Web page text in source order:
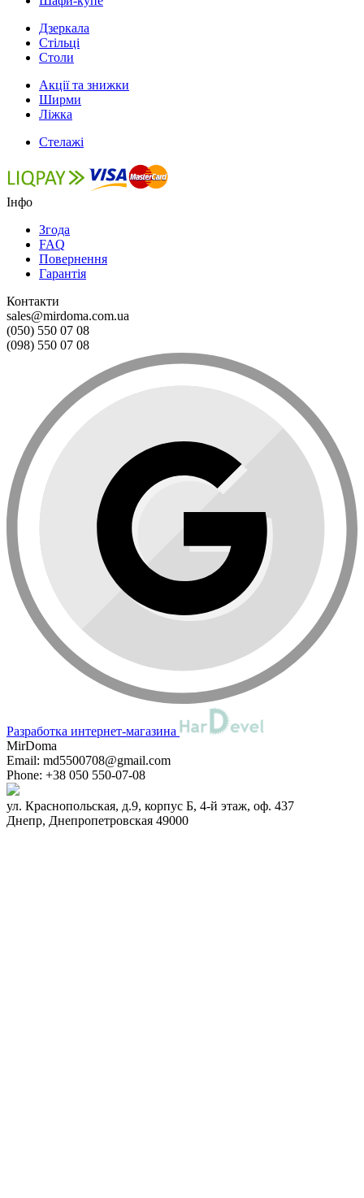
Дзеркала
Стільці
Столи
Акції та знижки
Ширми
Ліжка
Стелажі
Інфо
Згода
FAQ
Повернення
Гарантія
Контакти
sales@mirdoma.com.ua
(050) 550 07 08
(098) 550 07 08
Разработка интернет-магазина
MirDoma
Email: md5500708@gmail.com
Phone: +38 050 550-07-08
ул. Краснопольская, д.9, корпус Б, 4-й этаж, оф. 437
Днепр, Днепропетровская 49000